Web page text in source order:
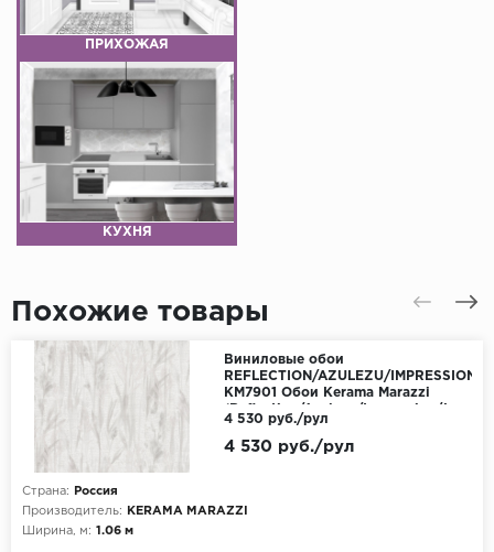
ПРИХОЖАЯ
КУХНЯ
Похожие товары
Виниловые обои
REFLECTION/AZULEZU/IMPRESSION/
KM7901 Обои Kerama Marazzi
(1*4) 10,05*1,06 винил на
флизелине
Страна:
Россия
Производитель:
KERAMA MARAZZI
Ширина, м: 1.06 м
4 530 руб./рул
4 530 руб./рул